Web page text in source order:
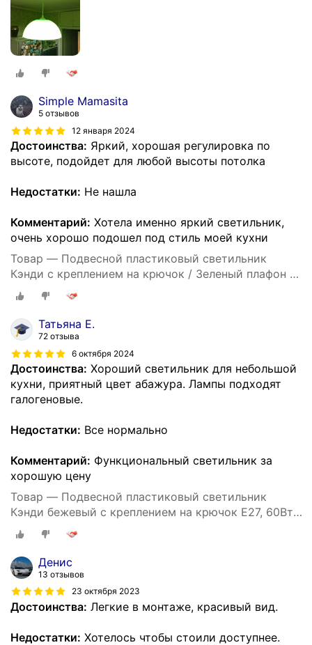
Simple Mamasita
5 отзывов
12 января 2024
Достоинства: Яркий, хорошая регулировка по
высоте, подойдет для любой высоты потолка
Недостатки: Не нашла
Комментарий: Хотела именно яркий светильник,
очень хорошо подошел под стиль моей кухни
Товар — Подвесной пластиковый светильник
Кэнди с креплением на крючок / Зеленый плафон с
белым шнуром 80 см и направлением света вниз /
Люстра подвесная с цоколем Е27 / 60Вт / IP20 /
220В /290х170 мм, без ламп, НСБ 21-60-212
Татьяна Е.
72 отзыва
6 октября 2024
Достоинства: Хороший светильник для небольшой
кухни, приятный цвет абажура. Лампы подходят
галогеновые.
Недостатки: Все нормально
Комментарий: Функциональный светильник за
хорошую цену
Товар — Подвесной пластиковый светильник
Кэнди бежевый с креплением на крючок Е27, 60Вт,
IP20, 220В, 290х170 мм, без ламп, НСБ 21-60-232
Денис
13 отзывов
23 октября 2023
Достоинства: Легкие в монтаже, красивый вид.
Недостатки: Хотелось чтобы стоили доступнее.